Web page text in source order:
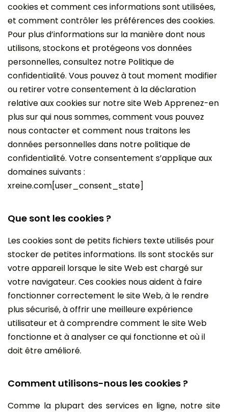
cookies et comment ces informations sont utilisées,
et comment contrôler les préférences des cookies.
Pour plus d’informations sur la manière dont nous
utilisons, stockons et protégeons vos données
personnelles, consultez notre Politique de
confidentialité. Vous pouvez à tout moment modifier
ou retirer votre consentement à la déclaration
relative aux cookies sur notre site Web Apprenez-en
plus sur qui nous sommes, comment vous pouvez
nous contacter et comment nous traitons les
données personnelles dans notre politique de
confidentialité. Votre consentement s’applique aux
domaines suivants :
xreine.com[user_consent_state]
Que sont les cookies ?
Les cookies sont de petits fichiers texte utilisés pour
stocker de petites informations. Ils sont stockés sur
votre appareil lorsque le site Web est chargé sur
votre navigateur. Ces cookies nous aident à faire
fonctionner correctement le site Web, à le rendre
plus sécurisé, à offrir une meilleure expérience
utilisateur et à comprendre comment le site Web
fonctionne et à analyser ce qui fonctionne et où il
doit être amélioré.
Comment utilisons-nous les cookies ?
Comme la plupart des services en ligne, notre site